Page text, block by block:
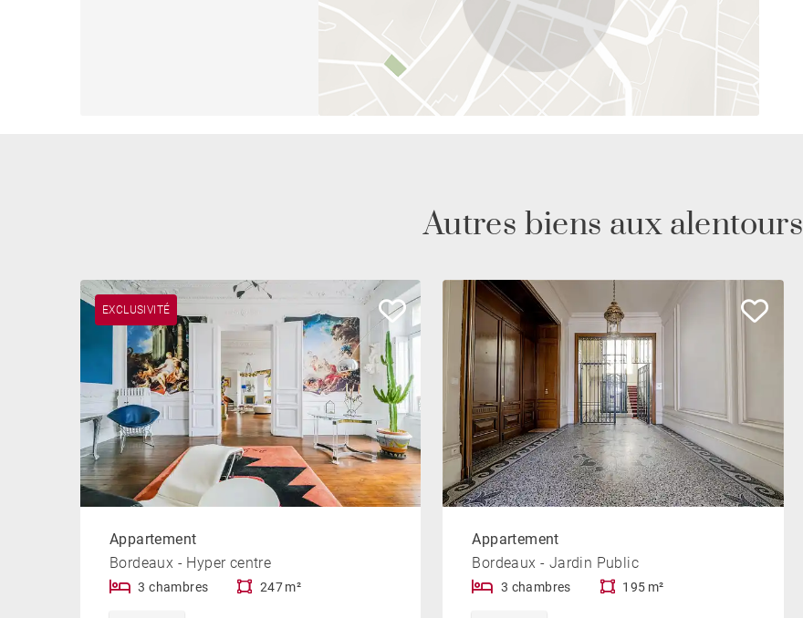
Autres biens aux alentours
EXCLUSIVITÉ
Appartement
Bordeaux - Hyper centre
3 chambres 247 m²
Appartement
Bordeaux - Jardin Public
3 chambres 195 m²